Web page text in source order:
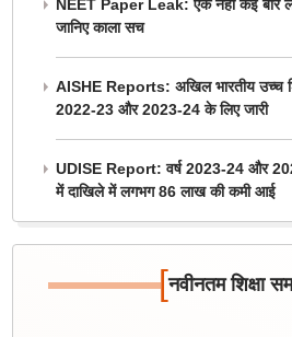
NEET Paper Leak: एक नहीं कई बार
जानिए काला सच
AISHE Reports: अखिल भारतीय उच्च
2022-23 और 2023-24 के लिए जारी
UDISE Report: वर्ष 2023-24 और
में दाखिले में लगभग 86 लाख की कमी आई
[नवीनतम शिक्षा